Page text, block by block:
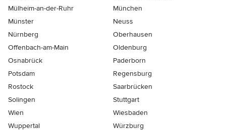
Mülheim-an-der-Ruhr
München
Münster
Neuss
Nürnberg
Oberhausen
Offenbach-am-Main
Oldenburg
Osnabrück
Paderborn
Potsdam
Regensburg
Rostock
Saarbrücken
Solingen
Stuttgart
Wien
Wiesbaden
Wuppertal
Würzburg